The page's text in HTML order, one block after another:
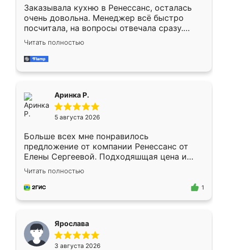
Заказывала кухню в Ренессанс, осталась
очень довольна. Менеджер всё быстро
посчитала, на вопросы отвечала сразу.
Замерщик приехал в субботу, подошёл к
делу со всей ответственностью. Собрали
за день, ребята работали аккуратно, даже
Читать полностью
Аринка Р.
5 августа 2026
Больше всех мне понравилось
предложение от компании Ренессанс от
Елены Сергеевой. Подходяшщая цена и
короткие сроки изготовления. Приехавший
для замера сотрудник Владислав
предложил по моему эскизу самый
Читать полностью
1
Ярослава
3 августа 2026